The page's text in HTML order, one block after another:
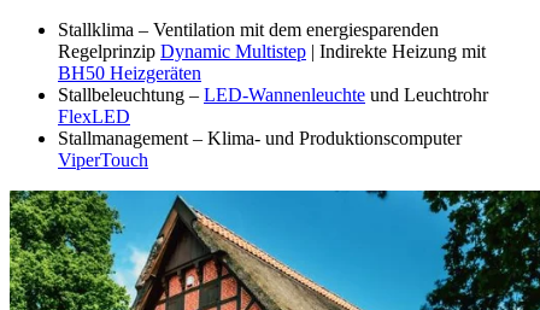
Stallklima – Ventilation mit dem energiesparenden
Regelprinzip Dynamic Multistep | Indirekte Heizung mit
BH50 Heizgeräten
Stallbeleuchtung – LED-Wannenleuchte und Leuchtrohr
FlexLED
Stallmanagement – Klima- und Produktionscomputer
ViperTouch